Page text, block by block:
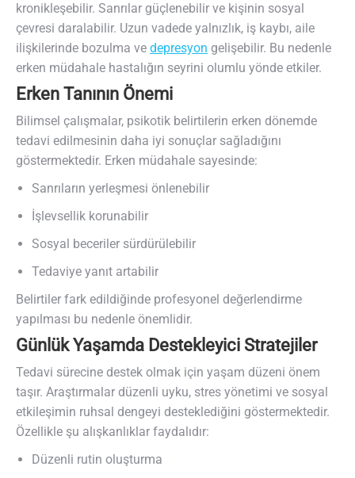
kronikleşebilir. Sanrılar güçlenebilir ve kişinin sosyal
çevresi daralabilir. Uzun vadede yalnızlık, iş kaybı, aile
ilişkilerinde bozulma ve depresyon gelişebilir. Bu nedenle
erken müdahale hastalığın seyrini olumlu yönde etkiler.
Erken Tanının Önemi
Bilimsel çalışmalar, psikotik belirtilerin erken dönemde
tedavi edilmesinin daha iyi sonuçlar sağladığını
göstermektedir. Erken müdahale sayesinde:
Sanrıların yerleşmesi önlenebilir
İşlevsellik korunabilir
Sosyal beceriler sürdürülebilir
Tedaviye yanıt artabilir
Belirtiler fark edildiğinde profesyonel değerlendirme
yapılması bu nedenle önemlidir.
Günlük Yaşamda Destekleyici Stratejiler
Tedavi sürecine destek olmak için yaşam düzeni önem
taşır. Araştırmalar düzenli uyku, stres yönetimi ve sosyal
etkileşimin ruhsal dengeyi desteklediğini göstermektedir.
Özellikle şu alışkanlıklar faydalıdır:
Düzenli rutin oluşturma